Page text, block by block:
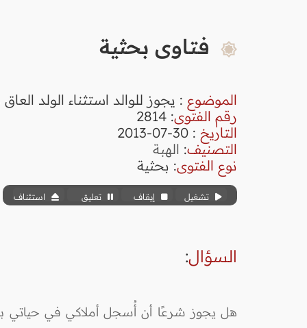
فتاوى بحثية
الموضوع : يجوز للوالد استثناء الولد
رقم الفتوى:
2814
التاريخ : 30-07-2013
التصنيف: الهبة
نوع الفتوى: بحثية
تشغيل إيقاف تعليق استئناف
السؤال:
هل يجوز شرعًا أن أُسجل أملاكي في حياتي